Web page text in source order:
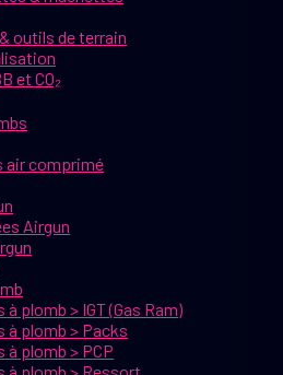
outils de terrain
et CO₂
air comprimé
Airgun
à plomb > IGT (Gas Ram)
à plomb > Packs
à plomb > PCP